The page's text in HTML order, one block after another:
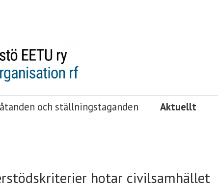
och ställningstaganden Aktuellt
hotar civilsamhället